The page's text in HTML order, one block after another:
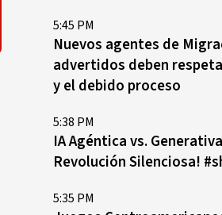
5:45 PM
Nuevos agentes de
advertidos deben
y el debido proceso
5:38 PM
IA Agéntica vs.
Revolución Silenciosa!
5:35 PM